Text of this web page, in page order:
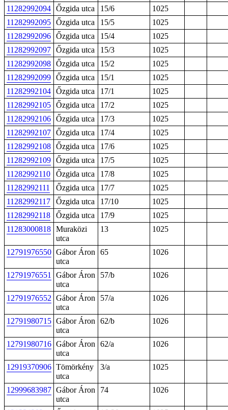
11282992094 Őzgida utca 15/6
1025
11282992095 Őzgida utca 15/5
1025
11282992096 Őzgida utca 15/4
1025
11282992097 Őzgida utca 15/3
1025
11282992098 Őzgida utca 15/2
1025
11282992099 Őzgida utca 15/1
1025
11282992104 Őzgida utca 17/1
1025
11282992105 Őzgida utca 17/2
1025
11282992106 Őzgida utca 17/3
1025
11282992107 Őzgida utca 17/4
1025
11282992108 Őzgida utca 17/6
1025
11282992109 Őzgida utca 17/5
1025
11282992110
Őzgida utca 17/8
1025
11282992111
Őzgida utca 17/7
1025
11282992117
Őzgida utca 17/10
1025
11282992118
Őzgida utca 17/9
1025
11283000818 Muraközi
utca
13 1025
12791976550 Gábor Áron
utca
65 1026
12791976551
Gábor Áron
utca
57/b 1026
12791976552 Gábor Áron
utca
57/a 1026
12791980715 Gábor Áron
utca
62/b 1026
12791980716 Gábor Áron
utca
62/a 1026
12919370906 Tömörkény
utca
3/a 1025
12999683987 Gábor Áron
utca
74 1026